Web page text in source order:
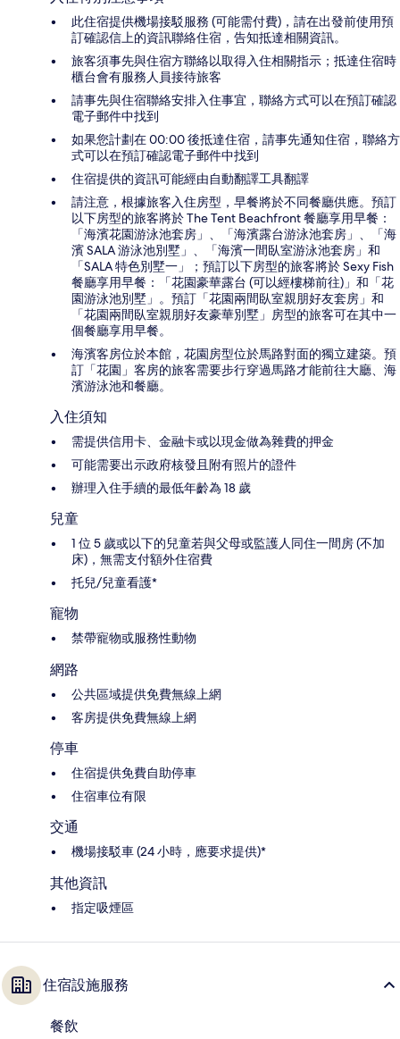
此住宿提供機場接駁服務 (可能需付費)，請在出發前使用預
訂確認信上的資訊聯絡住宿，告知抵達相關資訊。
旅客須事先與住宿方聯絡以取得入住相關指示；抵達住宿時
櫃台會有服務人員接待旅客
請事先與住宿聯絡安排入住事宜，聯絡方式可以在預訂確認
電子郵件中找到
如果您計劃在 00:00 後抵達住宿，請事先通知住宿，聯絡方
式可以在預訂確認電子郵件中找到
住宿提供的資訊可能經由自動翻譯工具翻譯
請注意，根據旅客入住房型，早餐將於不同餐廳供應。預訂
以下房型的旅客將於 The Tent Beachfront 餐廳享用早餐：
「海濱花園游泳池套房」、「海濱露台游泳池套房」、「海
濱 SALA 游泳池別墅」、「海濱一間臥室游泳池套房」和
「SALA 特色別墅一」；預訂以下房型的旅客將於 Sexy Fish
餐廳享用早餐：「花園豪華露台 (可以經樓梯前往)」和「花
園游泳池別墅」。預訂「花園兩間臥室親朋好友套房」和
「花園兩間臥室親朋好友豪華別墅」房型的旅客可在其中一
個餐廳享用早餐。
海濱客房位於本館，花園房型位於馬路對面的獨立建築。預
訂「花園」客房的旅客需要步行穿過馬路才能前往大廳、海
濱游泳池和餐廳。
入住須知
需提供信用卡、金融卡或以現金做為雜費的押金
可能需要出示政府核發且附有照片的證件
辦理入住手續的最低年齡為 18 歲
兒童
1 位 5 歲或以下的兒童若與父母或監護人同住一間房 (不加
床)，無需支付額外住宿費
托兒/兒童看護*
寵物
禁帶寵物或服務性動物
網路
公共區域提供免費無線上網
客房提供免費無線上網
停車
住宿提供免費自助停車
住宿車位有限
交通
機場接駁車 (24 小時，應要求提供)*
其他資訊
指定吸煙區
住宿設施服務
餐飲